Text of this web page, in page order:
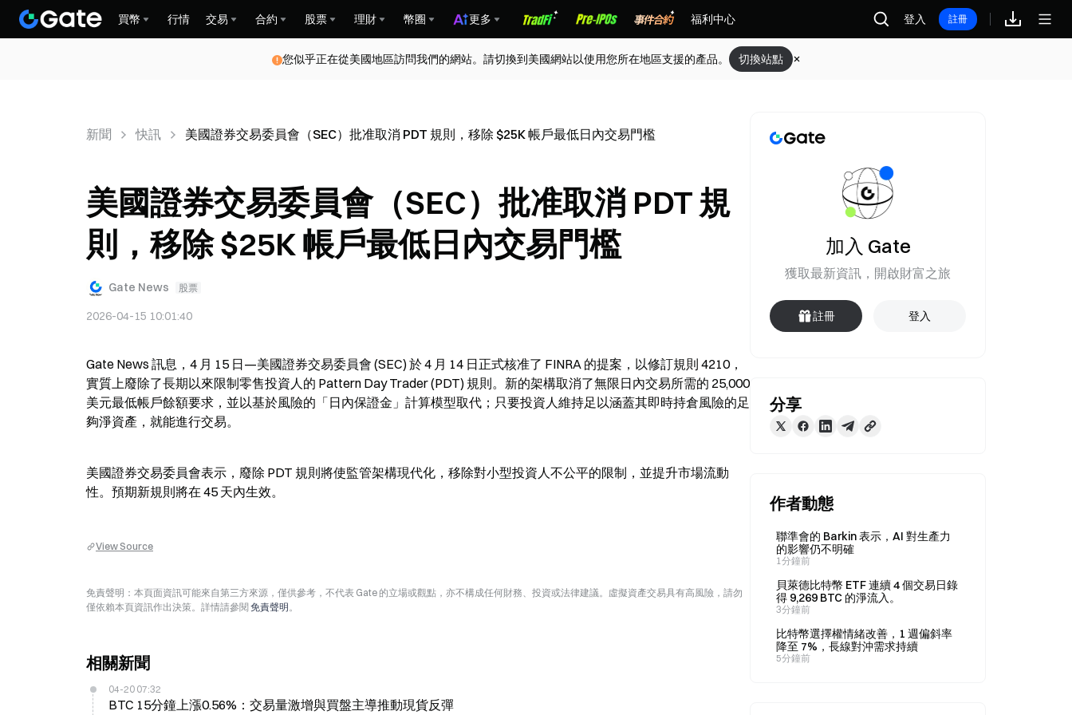
買幣 行情 交易 合約 股票 理財 幣圈 更多 福利中心 登入 註冊
您似乎正在從美國地區訪問我們的網站。請切換到美國網站以使用您所在地區支援的產品。 切換站點
新聞 快訊 美國證券交易委員會（SEC）批准取消 PDT 規則，移除 $25K 帳戶最低日內交易門檻
美國證券交易委員會（SEC）批准取消 PDT 規
則，移除 $25K 帳戶最低日內交易門檻
Gate News 股票
2026-04-15 10:01:40
Gate News 訊息，4 月 15 日—美國證券交易委員會 (SEC) 於 4 月 14 日正式核准了 FINRA 的提案，以修訂規則 4210，
實質上廢除了長期以來限制零售投資人的 Pattern Day Trader (PDT) 規則。新的架構取消了無限日內交易所需的 25,000
美元最低帳戶餘額要求，並以基於風險的「日內保證金」計算模型取代；只要投資人維持足以涵蓋其即時持倉風險的足
夠淨資產，就能進行交易。
美國證券交易委員會表示，廢除 PDT 規則將使監管架構現代化，移除對小型投資人不公平的限制，並提升市場流動
性。預期新規則將在 45 天內生效。
View Source
免責聲明：本頁面資訊可能來自第三方來源，僅供參考，不代表 Gate 的立場或觀點，亦不構成任何財務、投資或法律建議。虛擬資產交易具有高風險，請勿
僅依賴本頁資訊作出決策。詳情請參閱 免責聲明。
相關新聞
04-20 07:32
BTC 15分鐘上漲0.56%：交易量激增與買盤主導推動現貨反彈
加入 Gate
獲取最新資訊，開啟財富之旅
註冊 登入
分享
作者動態
聯準會的 Barkin 表示，AI 對生產力
的影響仍不明確
1分鐘前
貝萊德比特幣 ETF 連續 4 個交易日錄
得 9,269 BTC 的淨流入。
3分鐘前
比特幣選擇權情緒改善，1 週偏斜率
降至 7%，長線對沖需求持續
5分鐘前